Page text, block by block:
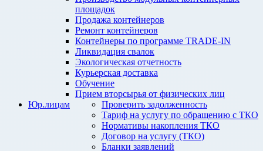
площадок
Продажа контейнеров
Ремонт контейнеров
Контейнеры по программе TRADE-IN
Ликвидация свалок
Экологическая отчетность
Курьерская доставка
Обучение
Прием вторсырья от физических лиц
Проверить задолженность
Тариф на услугу по обращению с ТКО
Нормативы накопления ТКО
Договор на услугу (ТКО)
Бланки заявлений
Юр.лицам